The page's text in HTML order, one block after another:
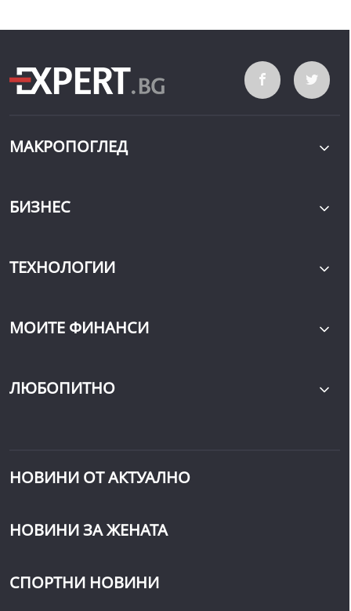
МАКРОПОГЛЕД
БИЗНЕС
ТЕХНОЛОГИИ
МОИТЕ ФИНАНСИ
ЛЮБОПИТНО
НОВИНИ ОТ АКТУАЛНО
НОВИНИ ЗА ЖЕНАТА
СПОРТНИ НОВИНИ